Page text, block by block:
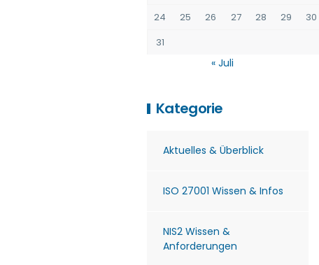
24
25 26 27 28 29
30
31
« Juli
Kategorie
Aktuelles & Überblick
ISO 27001 Wissen & Infos
NIS2 Wissen &
Anforderungen